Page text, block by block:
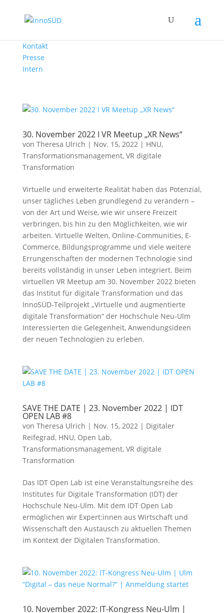
Kontakt
Presse
Intern
30. November 2022 I VR Meetup „XR News“
von Theresa Ulrich | Nov. 15, 2022| HNU,
Transformationsmanagement, VR digitale
Transformation
Virtuelle und erweiterte Realität haben das Potenzial,
unser tägliches Leben grundlegend zu verändern –
von der Art und Weise, wie wir unsere Freizeit
verbringen, bis hin zu den Möglichkeiten, wie wir
arbeiten. Virtuelle Welten, Online-Communities, E-
Commerce, Bildungsprogramme und viele weitere
Errungenschaften der modernen Technologie sind
bereits vollständig in unser Leben integriert. Beim
virtuellen VR Meetup am 30. November 2022 bieten
das Institut für digitale Transformation und das
InnoSÜD-Teilprojekt „Virtuelle und augmentierte
digitale Transformation“ der Hochschule Neu-Ulm
Interessierten die Gelegenheit, Anwendungsideen
der neuen Technologien zu erleben.
SAVE THE DATE | 23. November 2022 | IDT
OPEN LAB #8
von Theresa Ulrich | Nov. 15, 2022| Digitaler
Reifegrad, HNU, Open Lab,
Transformationsmanagement, VR digitale
Transformation
Das IDT Open Lab ist eine Veranstaltungsreihe des
Institutes für Digitale Transformation (IDT) der
Hochschule Neu-Ulm. Mit dem IDT Open Lab
ermöglichen wir Expert:innen aus Wirtschaft und
Wissenschaft den Austausch zu aktuellen Themen
im Kontext der Digitalen Transformation.
10. November 2022: IT-Kongress Neu-Ulm |